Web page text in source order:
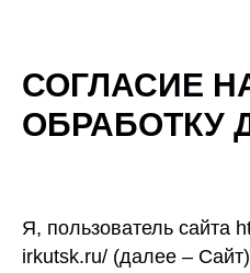
СОГЛАСИЕ
ОБРАБОТКУ
Я, пользователь сайта
irkutsk.ru/ (далее –